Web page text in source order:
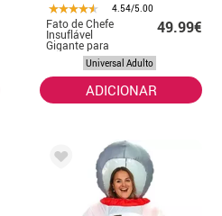
4.54/5.00
Fato de Chefe
Insuflável
Gigante para
Adulto
49.99€
Universal Adulto
ADICIONAR